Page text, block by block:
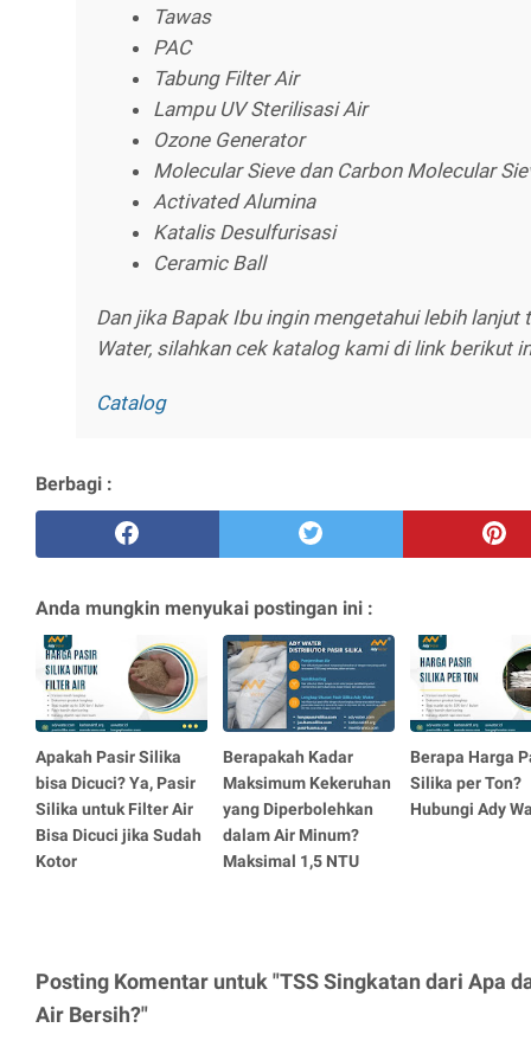
Tawas
PAC
Tabung Filter Air
Lampu UV Sterilisasi Air
Ozone Generator
Molecular Sieve dan Carbon Molecular
Activated Alumina
Katalis Desulfurisasi
Ceramic Ball
Dan jika Bapak Ibu ingin mengetahui lebih lanjut
Water, silahkan cek katalog kami di link berikut
Catalog
Berbagi :
Anda mungkin menyukai postingan ini :
Apakah Pasir Silika
bisa Dicuci? Ya, Pasir
Silika untuk Filter Air
Bisa Dicuci jika Sudah
Kotor
Berapakah Kadar
Maksimum Kekeruhan
yang Diperbolehkan
dalam Air Minum?
Maksimal 1,5 NTU
Berapa Harga
Silika per Ton?
Hubungi Ady
Posting Komentar untuk "TSS Singkatan dari Apa
Air Bersih?"